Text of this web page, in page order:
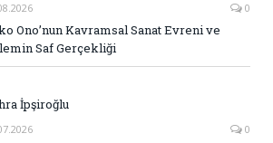
0
Ono’nun Kavramsal Sanat Evreni ve
Saf Gerçekliği
İpşiroğlu
0